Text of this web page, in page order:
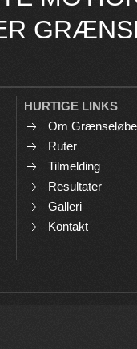
HURTIGE LINKS
Om
Ruter
Tilmelding
Resultater
Galleri
Kontakt